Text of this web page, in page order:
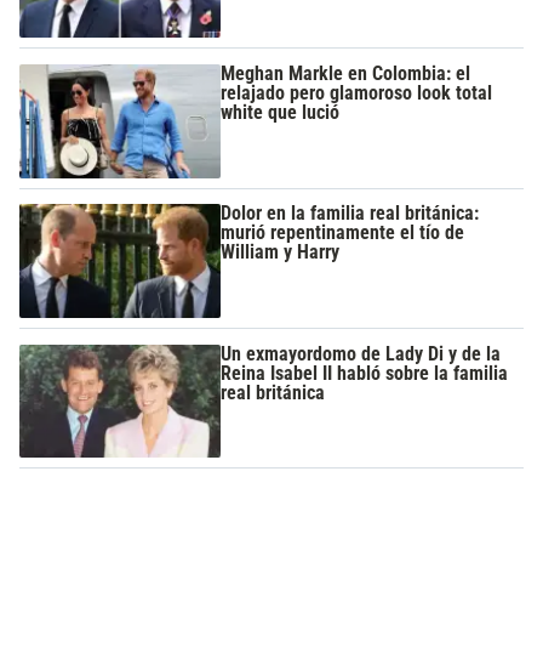
Meghan Markle en Colombia: el
relajado pero glamoroso look total
white que lució
Dolor en la familia real británica:
murió repentinamente el tío de
William y Harry
Un exmayordomo de Lady Di y de la
Reina Isabel II habló sobre la familia
real británica